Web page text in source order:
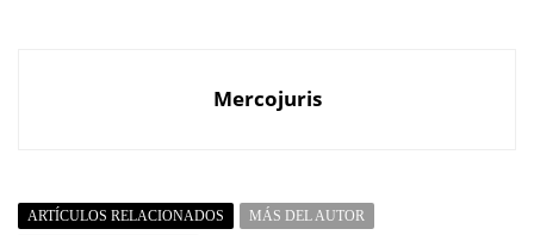
Mercojuris
ARTÍCULOS RELACIONADOS
MÁS DEL AUTOR